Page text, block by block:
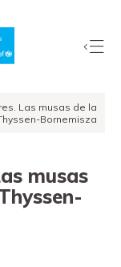
Las musas de la
Bornemisza
musas